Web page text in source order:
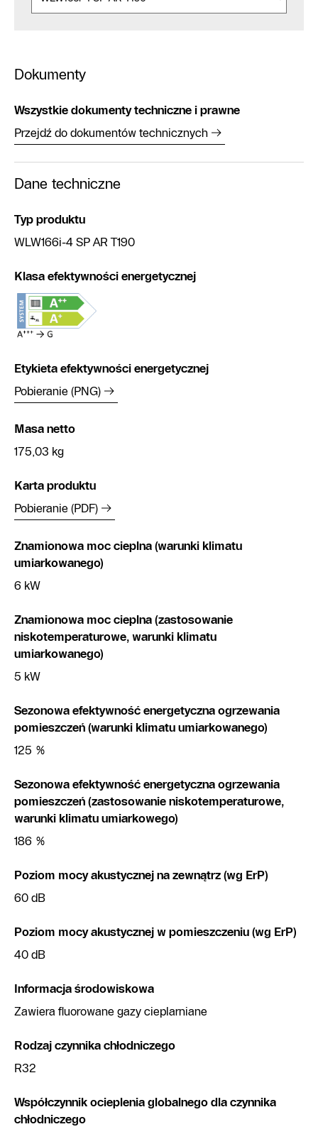
Dokumenty
Wszystkie dokumenty techniczne i prawne
Przejdź do dokumentów technicznych
Dane techniczne
Typ produktu
WLW166i-4 SP AR T190
Klasa efektywności energetycznej
Etykieta efektywności energetycznej
Pobieranie (PNG)
Masa netto
175,03 kg
Karta produktu
Pobieranie (PDF)
Znamionowa moc cieplna (warunki klimatu
umiarkowanego)
6 kW
Znamionowa moc cieplna (zastosowanie
niskotemperaturowe, warunki klimatu
umiarkowanego)
5 kW
Sezonowa efektywność energetyczna ogrzewania
pomieszczeń (warunki klimatu umiarkowanego)
125 %
Sezonowa efektywność energetyczna ogrzewania
pomieszczeń (zastosowanie niskotemperaturowe,
warunki klimatu umiarkowego)
186 %
Poziom mocy akustycznej na zewnątrz (wg ErP)
60 dB
Poziom mocy akustycznej w pomieszczeniu (wg ErP)
40 dB
Informacja środowiskowa
Zawiera fluorowane gazy cieplarniane
Rodzaj czynnika chłodniczego
R32
Współczynnik ocieplenia globalnego dla czynnika
chłodniczego